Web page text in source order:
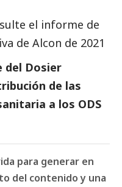
el informe de
de Alcon de 2021
del Dosier
de las
a los ODS
para generar en
del contenido y una